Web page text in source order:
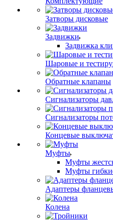
Затворы дисковые
Задвижки
Задвижка
Шаровые и
Обратные клапаны
Сигнализаторы
Сигнализаторы
Концевые
Муфты
Муфты
Муфты
Адаптеры
Колена